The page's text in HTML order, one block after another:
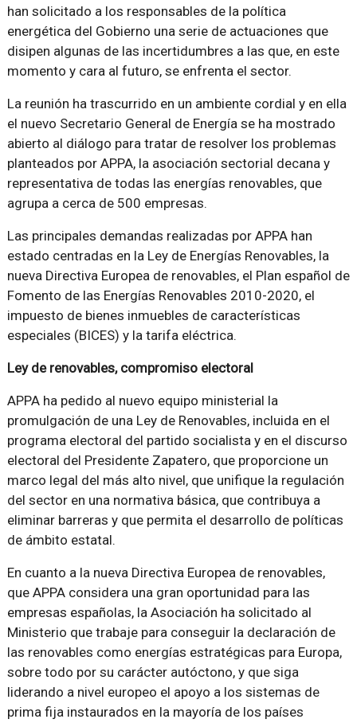
han solicitado a los responsables de la política
energética del Gobierno una serie de actuaciones que
disipen algunas de las incertidumbres a las que, en este
momento y cara al futuro, se enfrenta el sector.
La reunión ha trascurrido en un ambiente cordial y en ella
el nuevo Secretario General de Energía se ha mostrado
abierto al diálogo para tratar de resolver los problemas
planteados por APPA, la asociación sectorial decana y
representativa de todas las energías renovables, que
agrupa a cerca de 500 empresas.
Las principales demandas realizadas por APPA han
estado centradas en la Ley de Energías Renovables, la
nueva Directiva Europea de renovables, el Plan español de
Fomento de las Energías Renovables 2010-2020, el
impuesto de bienes inmuebles de características
especiales (BICES) y la tarifa eléctrica.
Ley de renovables, compromiso electoral
APPA ha pedido al nuevo equipo ministerial la
promulgación de una Ley de Renovables, incluida en el
programa electoral del partido socialista y en el discurso
electoral del Presidente Zapatero, que proporcione un
marco legal del más alto nivel, que unifique la regulación
del sector en una normativa básica, que contribuya a
eliminar barreras y que permita el desarrollo de políticas
de ámbito estatal.
En cuanto a la nueva Directiva Europea de renovables,
que APPA considera una gran oportunidad para las
empresas españolas, la Asociación ha solicitado al
Ministerio que trabaje para conseguir la declaración de
las renovables como energías estratégicas para Europa,
sobre todo por su carácter autóctono, y que siga
liderando a nivel europeo el apoyo a los sistemas de
prima fija instaurados en la mayoría de los países